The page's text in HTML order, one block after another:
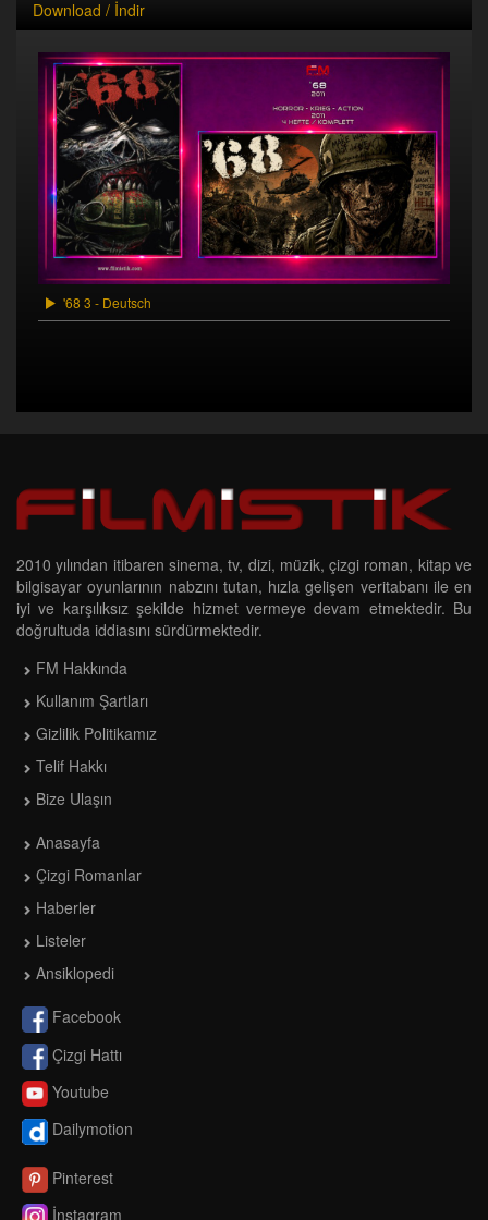
Download / İndir
'68 3 - Deutsch
2010 yılından itibaren sinema, tv, dizi, müzik, çizgi roman, kitap ve
bilgisayar oyunlarının nabzını tutan, hızla gelişen veritabanı ile en
iyi ve karşılıksız şekilde hizmet vermeye devam etmektedir. Bu
doğrultuda iddiasını sürdürmektedir.
FM Hakkında
Kullanım Şartları
Gizlilik Politikamız
Telif Hakkı
Bize Ulaşın
Anasayfa
Çizgi Romanlar
Haberler
Listeler
Ansiklopedi
Facebook
Çizgi Hattı
Youtube
Dailymotion
Pinterest
İnstagram